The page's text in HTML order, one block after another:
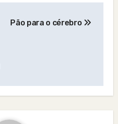
Pão para o cérebro